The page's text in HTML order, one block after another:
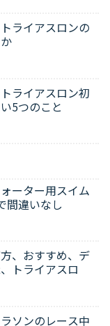
ライアスロンの
ライアスロン初
5つのこと
ーター用スイム
間違いなし
、おすすめ、デ
トライアスロ
ソンのレース中